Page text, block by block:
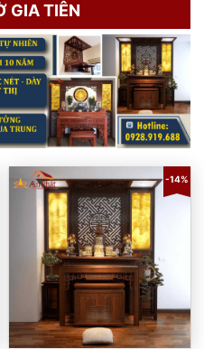
GIA TIÊN
-14%